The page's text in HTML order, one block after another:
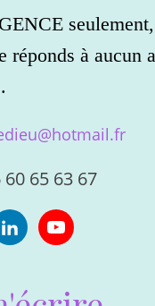
réponds à aucun
60 65 63 67